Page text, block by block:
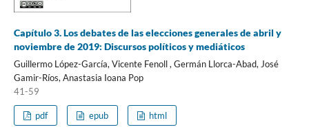
Capítulo 3. Los debates de las elecciones generales de abril y
noviembre de 2019: Discursos políticos y mediáticos
Guillermo López-García, Vicente Fenoll , Germán Llorca-Abad, José
Gamir-Ríos, Anastasia Ioana Pop
41-59
pdf epub html